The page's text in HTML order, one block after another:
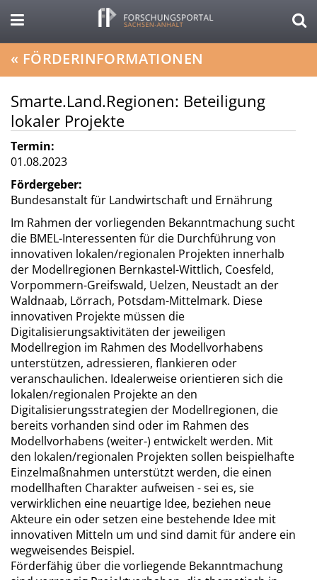
« FÖRDERINFORMATIONEN
Smarte.Land.Regionen: Beteiligung
lokaler Projekte
Termin:
01.08.2023
Fördergeber:
Bundesanstalt für Landwirtschaft und Ernährung
Im Rahmen der vorliegenden Bekanntmachung sucht
die BMEL-Interessenten für die Durchführung von
innovativen lokalen/regionalen Projekten innerhalb
der Modellregionen Bernkastel-Wittlich, Coesfeld,
Vorpommern-Greifswald, Uelzen, Neustadt an der
Waldnaab, Lörrach, Potsdam-Mittelmark. Diese
innovativen Projekte müssen die
Digitalisierungsaktivitäten der jeweiligen
Modellregion im Rahmen des Modellvorhabens
unterstützen, adressieren, flankieren oder
veranschaulichen. Idealerweise orientieren sich die
lokalen/regionalen Projekte an den
Digitalisierungsstrategien der Modellregionen, die
bereits vorhanden sind oder im Rahmen des
Modellvorhabens (weiter-) entwickelt werden. Mit
den lokalen/regionalen Projekten sollen beispielhafte
Einzelmaßnahmen unterstützt werden, die einen
modellhaften Charakter aufweisen - sei es, sie
verwirklichen eine neuartige Idee, beziehen neue
Akteure ein oder setzen eine bestehende Idee mit
innovativen Mitteln um und sind damit für andere ein
wegweisendes Beispiel.
Förderfähig über die vorliegende Bekanntmachung